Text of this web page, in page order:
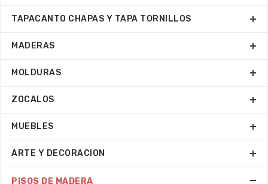
TAPACANTO CHAPAS Y TAPA TORNILLOS
MADERAS
MOLDURAS
ZOCALOS
MUEBLES
ARTE Y DECORACION
PISOS DE MADERA